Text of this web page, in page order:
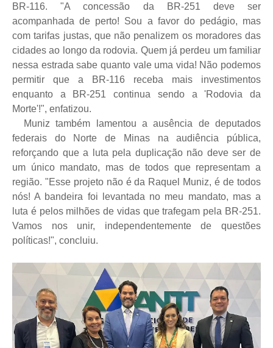
BR-116. "A concessão da BR-251 deve ser
acompanhada de perto! Sou a favor do pedágio, mas
com tarifas justas, que não penalizem os moradores das
cidades ao longo da rodovia. Quem já perdeu um familiar
nessa estrada sabe quanto vale uma vida! Não podemos
permitir que a BR-116 receba mais investimentos
enquanto a BR-251 continua sendo a 'Rodovia da
Morte'!", enfatizou.
Muniz também lamentou a ausência de deputados
federais do Norte de Minas na audiência pública,
reforçando que a luta pela duplicação não deve ser de
um único mandato, mas de todos que representam a
região. "Esse projeto não é da Raquel Muniz, é de todos
nós! A bandeira foi levantada no meu mandato, mas a
luta é pelos milhões de vidas que trafegam pela BR-251.
Vamos nos unir, independentemente de questões
políticas!", concluiu.